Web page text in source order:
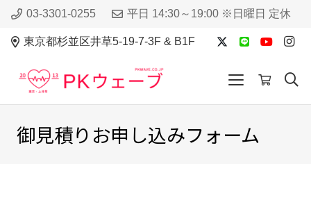
03-3301-0255 平日 14:30～19:00 ※日曜日 定休
東京都杉並区井草5-19-7-3F & B1F
御見積りお申し込みフォーム